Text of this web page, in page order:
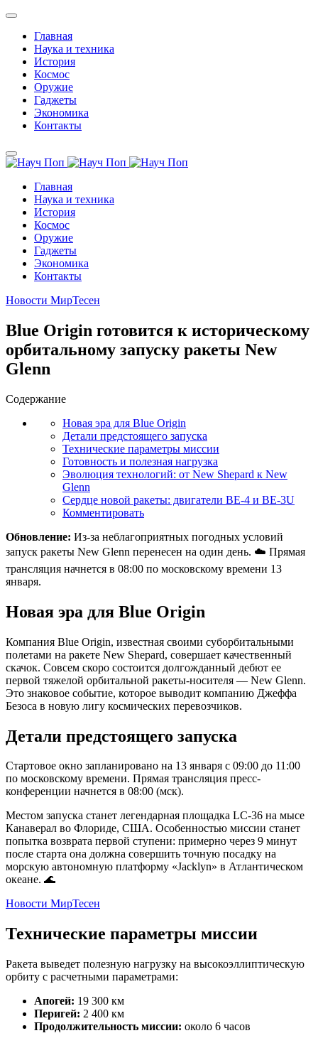
Главная
Наука и техника
История
Космос
Оружие
Гаджеты
Экономика
Контакты
Главная
Наука и техника
История
Космос
Оружие
Гаджеты
Экономика
Контакты
Новости МирТесен
Blue Origin готовится к историческому
орбитальному запуску ракеты New
Glenn
Содержание
Новая эра для Blue Origin
Детали предстоящего запуска
Технические параметры миссии
Готовность и полезная нагрузка
Эволюция технологий: от New Shepard к New
Glenn
Сердце новой ракеты: двигатели BE-4 и BE-3U
Комментировать
Обновление: Из-за неблагоприятных погодных условий
запуск ракеты New Glenn перенесен на один день. ☁️ Прямая
трансляция начнется в 08:00 по московскому времени 13
января.
Новая эра для Blue Origin
Компания Blue Origin, известная своими суборбитальными
полетами на ракете New Shepard, совершает качественный
скачок. Совсем скоро состоится долгожданный дебют ее
первой тяжелой орбитальной ракеты-носителя — New Glenn.
Это знаковое событие, которое выводит компанию Джеффа
Безоса в новую лигу космических перевозчиков.
Детали предстоящего запуска
Стартовое окно запланировано на 13 января с 09:00 до 11:00
по московскому времени. Прямая трансляция пресс-
конференции начнется в 08:00 (мск).
Местом запуска станет легендарная площадка LC-36 на мысе
Канаверал во Флориде, США. Особенностью миссии станет
попытка возврата первой ступени: примерно через 9 минут
после старта она должна совершить точную посадку на
морскую автономную платформу «Jacklyn» в Атлантическом
океане. 🌊
Новости МирТесен
Технические параметры миссии
Ракета выведет полезную нагрузку на высокоэллиптическую
орбиту с расчетными параметрами:
Апогей: 19 300 км
Перигей: 2 400 км
Продолжительность миссии: около 6 часов